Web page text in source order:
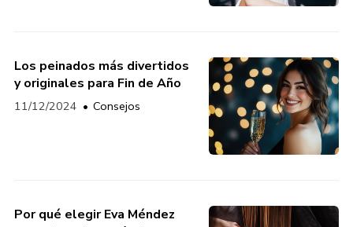
Los peinados más divertidos
y originales para Fin de Año
11/12/2024 Consejos
Por qué elegir Eva Méndez